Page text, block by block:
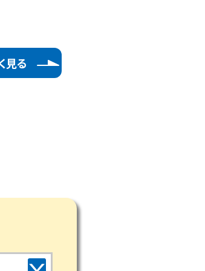
見る